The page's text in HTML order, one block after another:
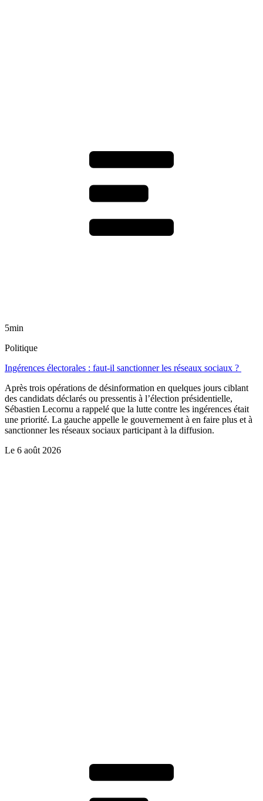
5min
Politique
Ingérences électorales : faut-il sanctionner les réseaux sociaux ?
Après trois opérations de désinformation en quelques jours ciblant
des candidats déclarés ou pressentis à l’élection présidentielle,
Sébastien Lecornu a rappelé que la lutte contre les ingérences était
une priorité. La gauche appelle le gouvernement à en faire plus et à
sanctionner les réseaux sociaux participant à la diffusion.
Le 6 août 2026